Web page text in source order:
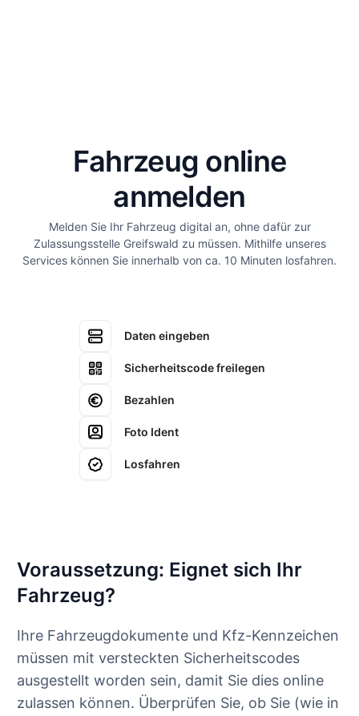
Fahrzeug online
anmelden
Melden Sie Ihr Fahrzeug digital an, ohne dafür zur
Zulassungsstelle Greifswald zu müssen. Mithilfe unseres
Services können Sie innerhalb von ca. 10 Minuten losfahren.
Daten eingeben
Sicherheitscode freilegen
Bezahlen
Foto Ident
Losfahren
Voraussetzung: Eignet sich Ihr
Fahrzeug?
Ihre Fahrzeugdokumente und Kfz-Kennzeichen
müssen mit versteckten Sicherheitscodes
ausgestellt worden sein, damit Sie dies online
zulassen können. Überprüfen Sie, ob Sie (wie in